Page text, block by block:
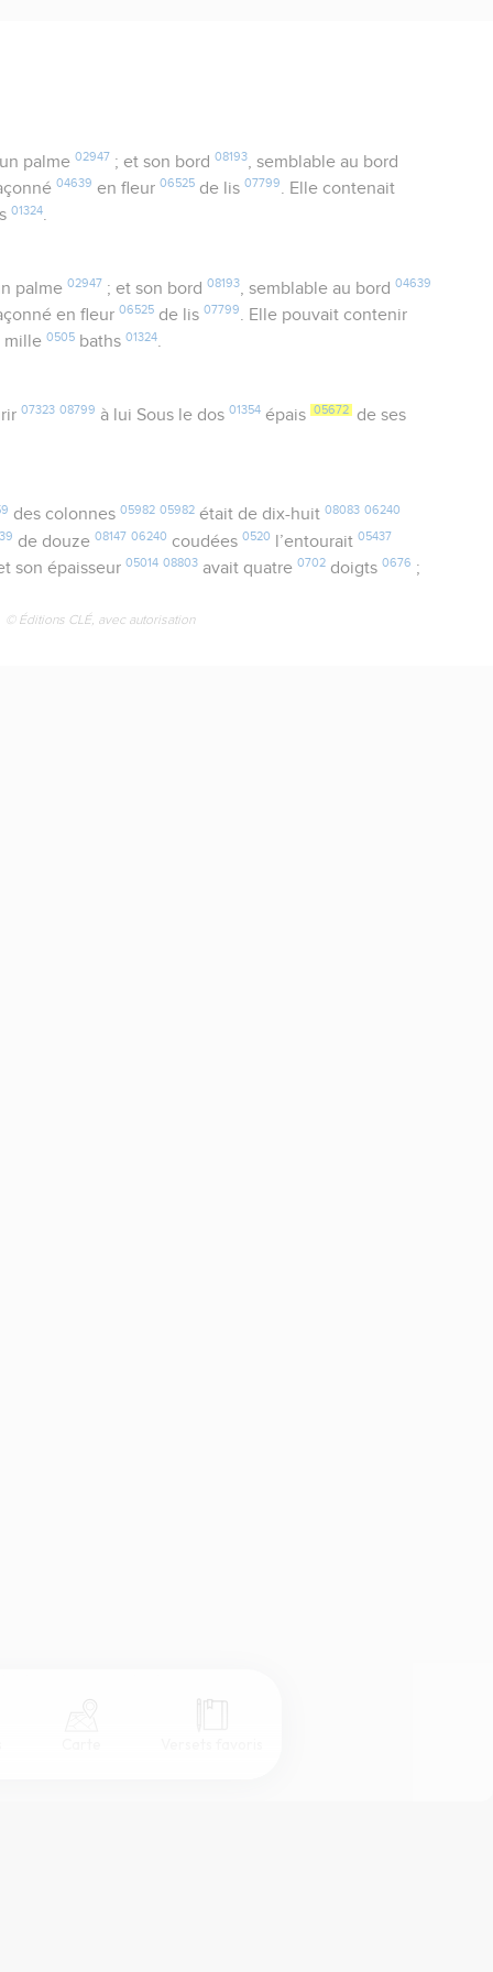
palme 02947 ; et son bord 08193, semblable au bord
04639 en fleur06525 de lis07799. Elle contenait
01324.
palme 02947 ; et son bord 08193, semblable au bord 04639
en fleur06525 de lis07799. Elle pouvait contenir
mille0505 baths01324.
07323 08799 à lui Sous le dos 01354épais 05672 de ses
des colonnes 05982 05982était de dix-huit 08083 06240
de douze08147 06240 coudées0520 l’entourait05437
son épaisseur05014 08803 avait quatre0702 doigts0676 ;
© Éditions CLÉ, avec autorisation